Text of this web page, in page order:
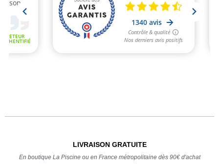
LIVRAISON GRATUITE
En boutique La Piscine ou en France métropolitaine dès 90€ d'achat